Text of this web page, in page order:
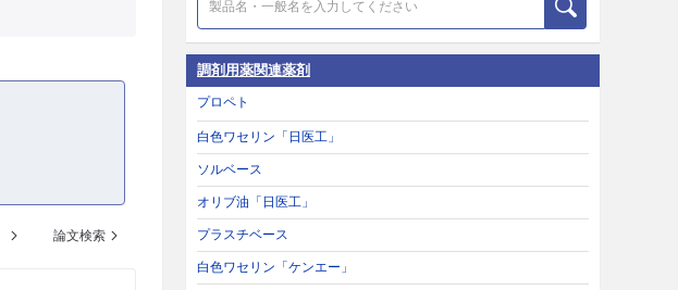
論文検索
調剤用薬関連薬剤
プロペト
白色ワセリン「日医工」
ソルベース
オリブ油「日医工」
プラスチベース
白色ワセリン「ケンエー」